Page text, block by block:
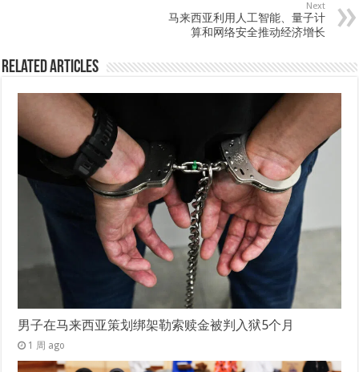
Next
马来西亚利用人工智能、量子计
算和网络安全推动经济增长
Related Articles
男子在马来西亚策划绑架勒索赎金被判入狱5个月
1 周 ago